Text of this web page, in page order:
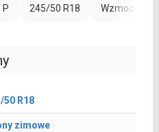
P 245/50 R18
50 R18
zimowe